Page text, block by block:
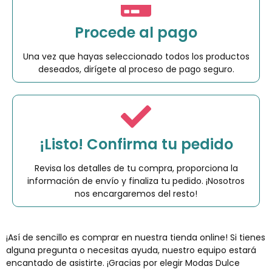
Procede al pago
Una vez que hayas seleccionado todos los productos
deseados, dirígete al proceso de pago seguro.
¡Listo! Confirma tu pedido
Revisa los detalles de tu compra, proporciona la
información de envío y finaliza tu pedido. ¡Nosotros
nos encargaremos del resto!
¡Así de sencillo es comprar en nuestra tienda online! Si tienes
alguna pregunta o necesitas ayuda, nuestro equipo estará
encantado de asistirte. ¡Gracias por elegir Modas Dulce